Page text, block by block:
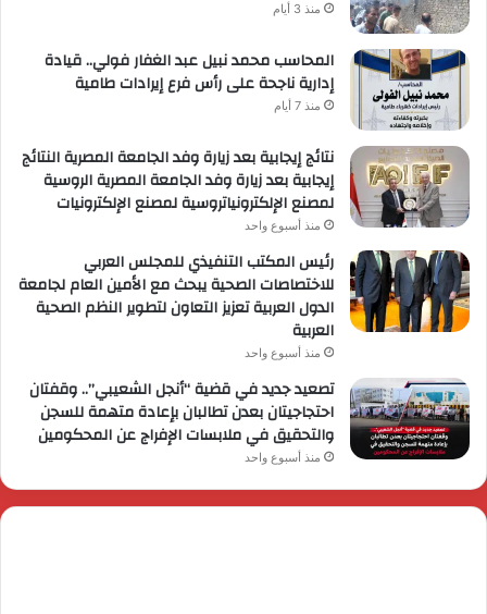
منذ 3 أيام
المحاسب محمد نبيل عبد الغفار فولي.. قيادة
إدارية ناجحة على رأس فرع إيرادات طامية
منذ 7 أيام
نتائج إيجابية بعد زيارة وفد الجامعة المصرية النتائج
إيجابية بعد زيارة وفد الجامعة المصرية الروسية
لمصنع الإلكترونياتروسية لمصنع الإلكترونيات
منذ أسبوع واحد
رئيس المكتب التنفيذي للمجلس العربي
للاختصاصات الصحية يبحث مع الأمين العام لجامعة
الدول العربية تعزيز التعاون لتطوير النظم الصحية
العربية
منذ أسبوع واحد
تصعيد جديد في قضية “أنجل الشعيبي”.. وقفتان
احتجاجيتان بعدن تطالبان بإعادة متهمة للسجن
والتحقيق في ملابسات الإفراج عن المحكومين
منذ أسبوع واحد